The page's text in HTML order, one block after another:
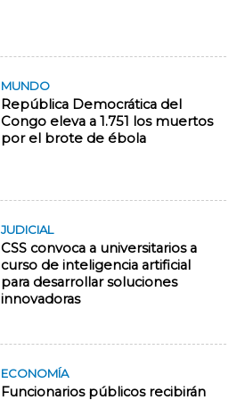
MUNDO
República Democrática del
Congo eleva a 1.751 los muertos
por el brote de ébola
JUDICIAL
CSS convoca a universitarios a
curso de inteligencia artificial
para desarrollar soluciones
innovadoras
ECONOMÍA
Funcionarios públicos recibirán